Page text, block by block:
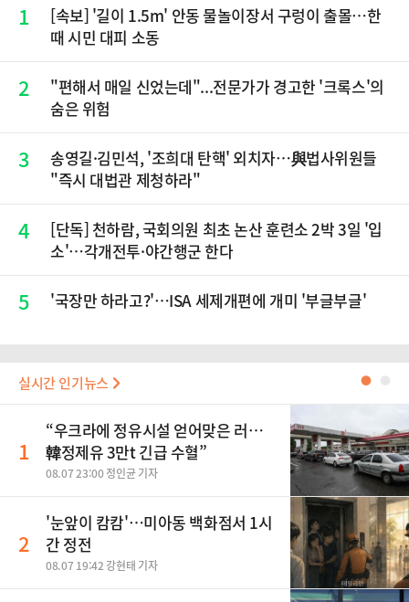
1
[속보] '길이 1.5m' 안동 물놀이장서 구렁이 출몰…한
때 시민 대피 소동
2
"편해서 매일 신었는데"...전문가가 경고한 '크록스'의
숨은 위험
3
송영길·김민석, '조희대 탄핵' 외치자…與법사위원들
"즉시 대법관 제청하라"
4
[단독] 천하람, 국회의원 최초 논산 훈련소 2박 3일 '입
소'…각개전투·야간행군 한다
5 '국장만 하라고?'…ISA 세제개편에 개미 '부글부글'
실시간 인기뉴스 ●
1
“우크라에 정유시설 얻어맞은 러…
韓정제유 3만t 긴급 수혈”
08.07 23:00 정인균 기자
2
'눈앞이 캄캄'…미아동 백화점서 1시
간 정전
08.07 19:42 강현태 기자